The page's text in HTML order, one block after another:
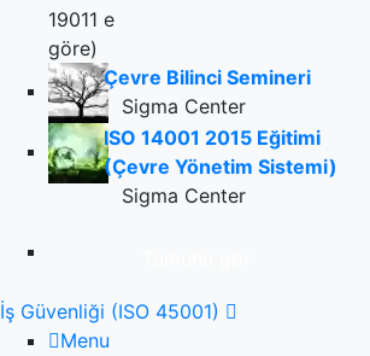
Çevre Bilinci Semineri
Sigma Center
ISO 14001 2015 Eğitimi
(Çevre Yönetim Sistemi)
Sigma Center
İş Güvenliği (ISO 45001)
Menu